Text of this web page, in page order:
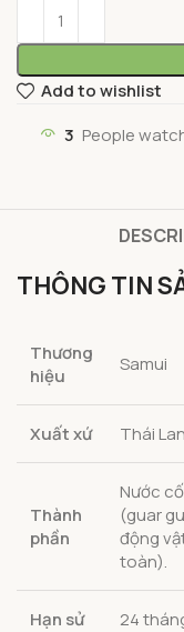
Add to wishlist
3 People
THÔNG TIN
Thương
hiệu
Samui
Xuất xứ Thái Lan
Thành
phần
Nước
(guar
động
toàn).
Hạn sử
24